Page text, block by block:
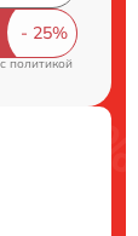
cполитикой